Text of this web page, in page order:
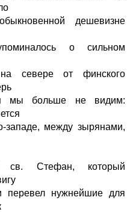
дешевизне
о сильном
на севере от финского
мы больше не видим:
западе, между зырянами,
св. Стефан, который
перевел нужнейшие для